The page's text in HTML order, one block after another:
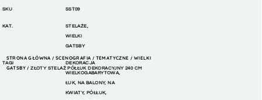
SKU SST09
KAT. STELAŻE,
WIELKI
GATSBY
TAGI
DEKORACJA
WIELKOGABARYTOWA,
ŁUK, NA BALONY,NA
KWIATY, PÓŁŁUK,
STRONA GŁÓWNA /SCENOGRAFIA / TEMATYCZNE / WIELKI
GATSBY / ZŁOTY STELAŻ PÓŁŁUK DEKORACYJNY 240 CM